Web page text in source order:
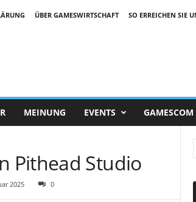
ÜBER GAMESWIRTSCHAFT SO ERREICHEN SIE
MEINUNG EVENTS GAMESCOM
Pithead Studio
2025 0